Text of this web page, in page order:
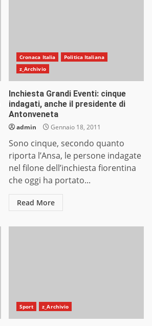
Cronaca Italia
Politica Italiana
z_Archivio
Inchiesta Grandi Eventi: cinque
indagati, anche il presidente di
Antonveneta
admin Gennaio 18, 2011
Sono cinque, secondo quanto
riporta l’Ansa, le persone indagate
nel filone dell’inchiesta fiorentina
che oggi ha portato...
Read More
Sport z_Archivio